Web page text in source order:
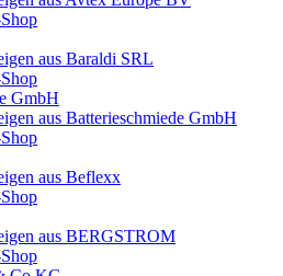
aus Baraldi SRL
GmbH
aus Batterieschmiede GmbH
aus Beflexx
aus BERGSTROM